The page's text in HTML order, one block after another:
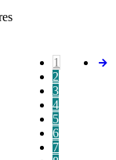
1
2
3
4
5
6
7